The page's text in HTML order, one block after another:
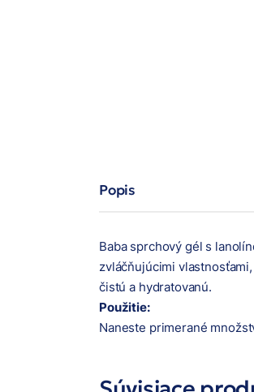
Popis
Baba sprchový gél s
zvláčňujúcimi
čistú a hydratovanú.
Použitie:
Naneste primerané